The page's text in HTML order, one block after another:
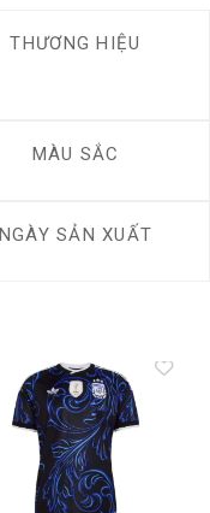
THƯƠNG HIỆU
MÀU SẮC
NGÀY SẢN XUẤT